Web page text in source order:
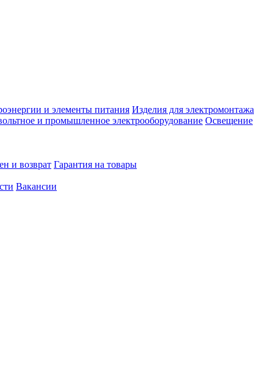
и элементы питания Изделия для электромонтажа
и промышленное электрооборудование Освещение
и возврат Гарантия на товары
Вакансии